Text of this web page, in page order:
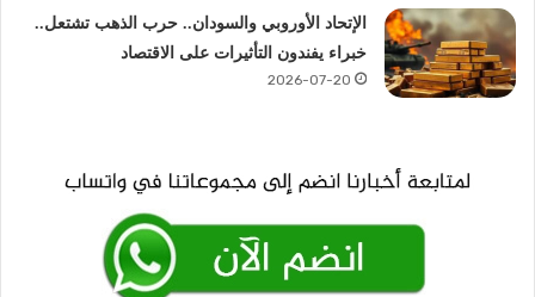
الإتحاد الأوروبي والسودان.. حرب الذهب تشتعل..
خبراء يفندون التأثيرات على الاقتصاد
2026-07-20